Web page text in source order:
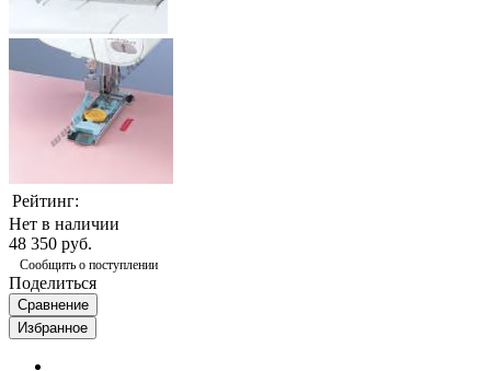
Рейтинг:
Нет в наличии
48 350 руб.
Сообщить о поступлении
Поделиться
Сравнение
Избранное